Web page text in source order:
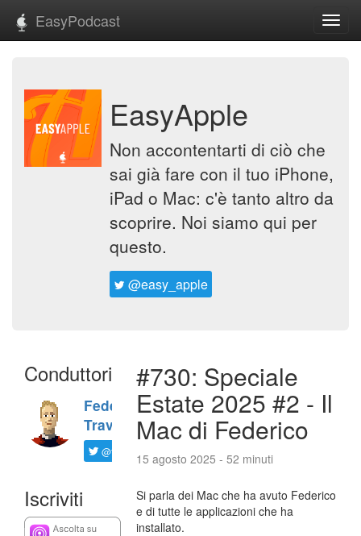
EasyPodcast
EasyApple
Non accontentarti di ciò che
sai già fare con il tuo iPhone,
iPad o Mac: c'è tanto altro da
scoprire. Noi siamo qui per
questo.
@easy_apple
Conduttori
Federico
Travaini
@ftrava
Iscriviti
#730: Speciale
Estate 2025 #2 - Il
Mac di Federico
15 agosto 2025 - 52 minuti
Si parla dei Mac che ha avuto Federico
e di tutte le applicazioni che ha
installato.